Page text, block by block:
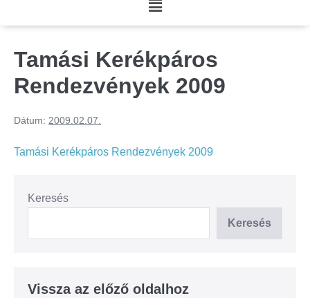
Tamási Kerékpáros
Rendezvények 2009
Dátum: 2009.02.07.
Tamási Kerékpáros Rendezvények 2009
Keresés
Keresés
Vissza az előző oldalhoz